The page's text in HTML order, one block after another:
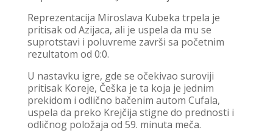
Reprezentacija Miroslava Kubeka trpela je
pritisak od Azijaca, ali je uspela da mu se
suprotstavi i poluvreme završi sa početnim
rezultatom od 0:0.
U nastavku igre, gde se očekivao suroviji
pritisak Koreje, Češka je ta koja je jednim
prekidom i odlično bačenim autom Cufala,
uspela da preko Krejčija stigne do prednosti i
odličnog položaja od 59. minuta meča.